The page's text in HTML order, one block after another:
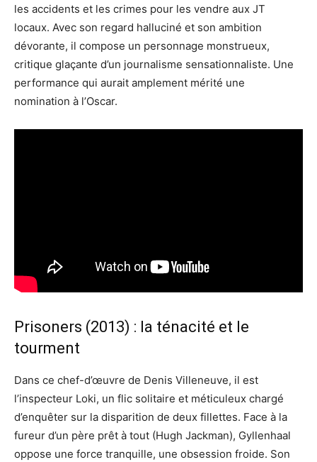
les accidents et les crimes pour les vendre aux JT
locaux. Avec son regard halluciné et son ambition
dévorante, il compose un personnage monstrueux,
critique glaçante d’un journalisme sensationnaliste. Une
performance qui aurait amplement mérité une
nomination à l’Oscar.
Prisoners (2013) : la ténacité et le
tourment
Dans ce chef-d’œuvre de Denis Villeneuve, il est
l’inspecteur Loki, un flic solitaire et méticuleux chargé
d’enquêter sur la disparition de deux fillettes. Face à la
fureur d’un père prêt à tout (Hugh Jackman), Gyllenhaal
oppose une force tranquille, une obsession froide. Son